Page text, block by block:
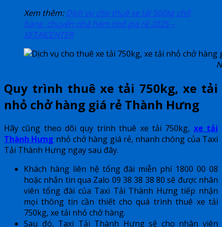
Xem thêm: Dịch vụ cho thuê xe tải 500kg chở
hàng, chuyển nhà hẻm nhỏ giá rẻ 2025 –
XETAICENTER
Quy trình thuê xe tải 750kg, xe tải
nhỏ chở hàng giá rẻ Thành Hưng
Hãy cũng theo dõi quy trình thuê xe tải 750kg, xe tải
Thành Hưng nhỏ chở hàng giá rẻ, nhanh chóng của Taxi
Tải Thành Hưng ngay sau đây.
Khách hàng liên hệ tổng đài miễn phí 1800 00 08
hoặc nhắn tin qua Zalo 09 38 38 38 80 sẽ được nhân
viên tổng đài của Taxi Tải Thành Hưng tiếp nhận
mọi thông tin cần thiết cho quá trình thuê xe tải
750kg, xe tải nhỏ chở hàng.
Sau đó, Taxi Tải Thành Hưng sẽ cho nhân viên